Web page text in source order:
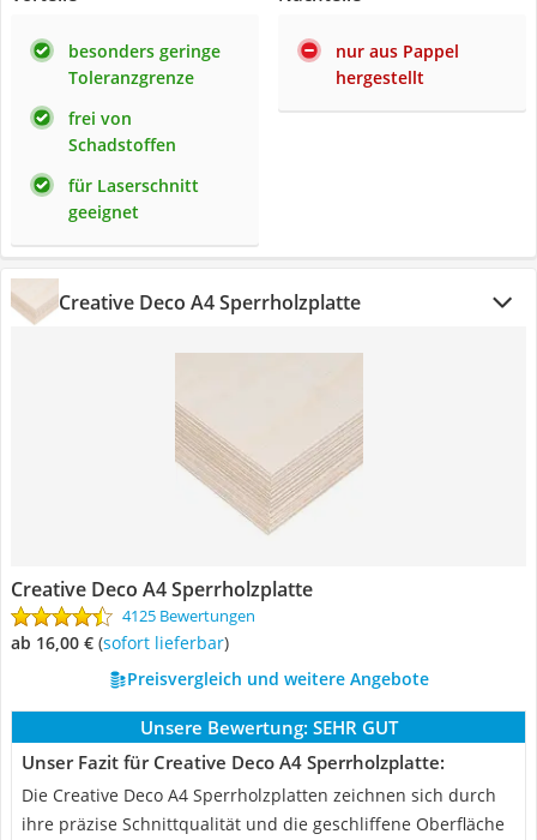
besonders geringe
Toleranzgrenze
frei von
Schadstoffen
für Laserschnitt
geeignet
nur aus Pappel
hergestellt
Creative Deco A4 Sperrholzplatte
Creative Deco A4 Sperrholzplatte
4125 Bewertungen
ab 16,00 € ( Sofort lieferbar)
Preisvergleich und weitere Angebote
Unsere Bewertung: SEHR GUT
Unser Fazit für Creative Deco A4 Sperrholzplatte:
Die Creative Deco A4 Sperrholzplatten zeichnen sich durch
ihre präzise Schnittqualität und die geschliffene Oberfläche